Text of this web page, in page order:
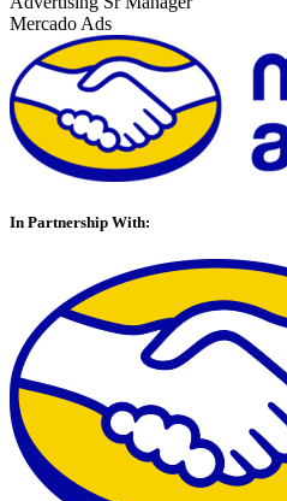
Mercado Ads
In Partnership With: